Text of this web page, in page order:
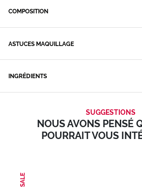
COMPOSITION
ASTUCES MAQUILLAGE
INGRÉDIENTS
SUGGESTIONS
NOUS AVONS PENSÉ
POURRAIT VOUS
SALE